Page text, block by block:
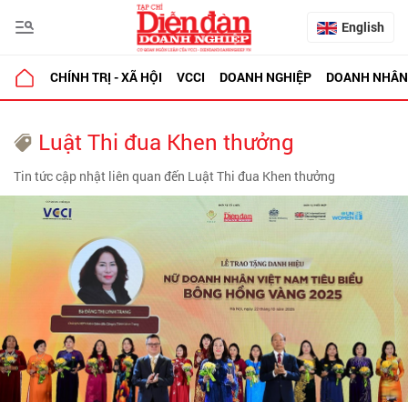
English
CHÍNH TRỊ - XÃ HỘI VCCI DOANH NGHIỆP DOANH NHÂN
Luật Thi đua Khen thưởng
Tin tức cập nhật liên quan đến Luật Thi đua Khen thưởng